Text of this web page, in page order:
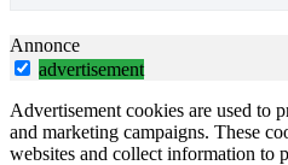
Annonce
advertisement
Advertisement cookies are used to
and marketing campaigns. These
websites and collect information to